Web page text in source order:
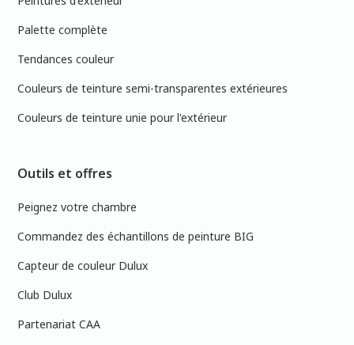
Palette complète
Tendances couleur
Couleurs de teinture semi-transparentes extérieures
Couleurs de teinture unie pour l'extérieur
Outils et offres
Peignez votre chambre
Commandez des échantillons de peinture BIG
Capteur de couleur Dulux
Club Dulux
Partenariat CAA